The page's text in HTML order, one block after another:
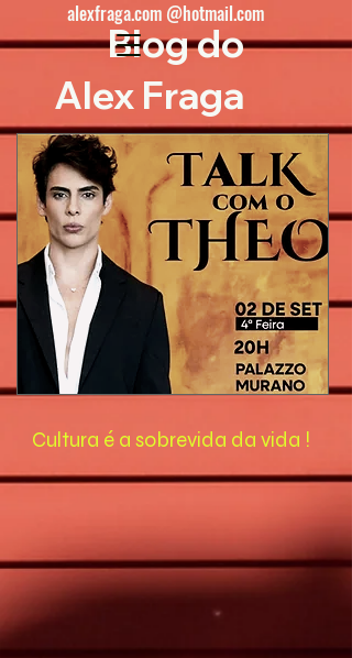
Cultura é a sobrevida da vida !
Blog do
Alex Fraga
alexfraga.com @hotmail.com